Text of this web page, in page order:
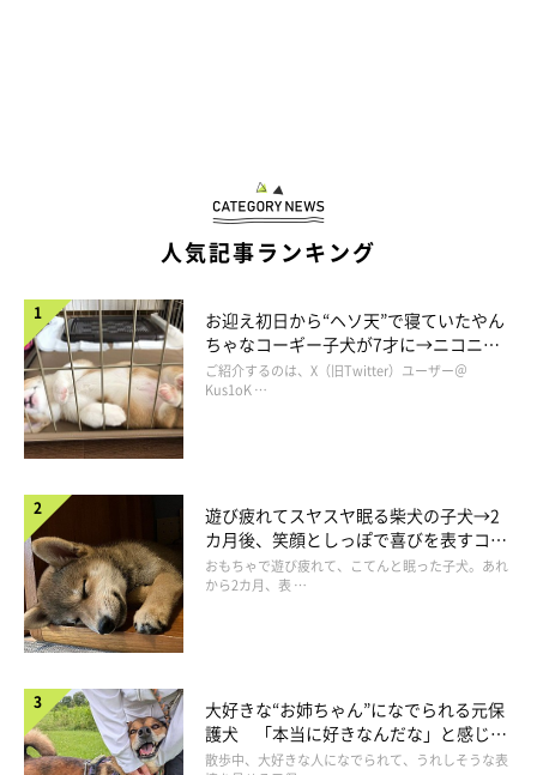
人気記事ランキング
お迎え初日から“ヘソ天”で寝ていたやん
ちゃなコーギー子犬が7才に→ニコニ
コ“コーギースマイル”が魅力のコに成
長！
ご紹介するのは、X（旧Twitter）ユーザー＠
Kus1oK …
遊び疲れてスヤスヤ眠る柴犬の子犬→2
カ月後、笑顔としっぽで喜びを表すコに
成長！
おもちゃで遊び疲れて、こてんと眠った子犬。あれ
から2カ月、表 …
大好きな“お姉ちゃん”になでられる元保
護犬 「本当に好きなんだな」と感じる
表情にほっこり
散歩中、大好きな人になでられて、うれしそうな表